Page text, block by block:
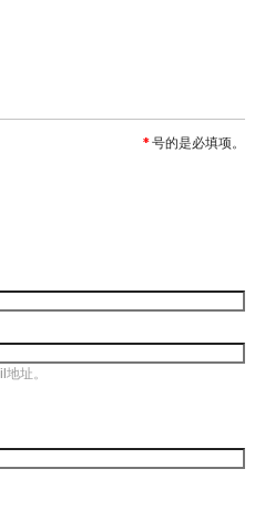
收集服务使用统计
集，未同意信息收集时会员
*号的是必填项。
址。